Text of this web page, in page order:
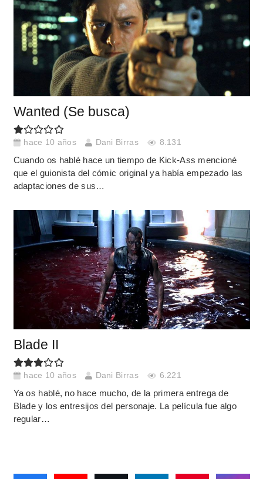
Wanted (Se busca)
hace 10 años Dani Birras 8.131
Cuando os hablé hace un tiempo de Kick-Ass mencioné
que el guionista del cómic original ya había empezado las
adaptaciones de sus…
Blade II
hace 10 años Dani Birras 6.221
Ya os hablé, no hace mucho, de la primera entrega de
Blade y los entresijos del personaje. La película fue algo
regular…